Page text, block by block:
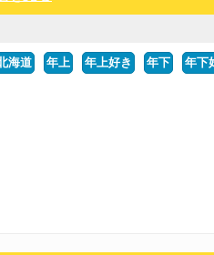
海道 年上 年上好き 年下 年下